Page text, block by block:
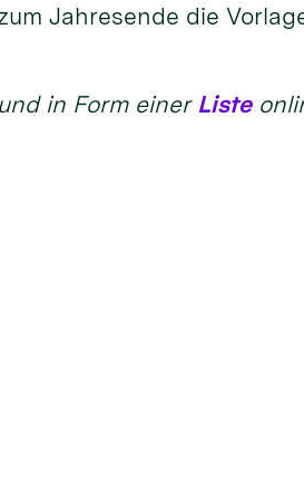
Jahres­ende die
und in Form einer Liste